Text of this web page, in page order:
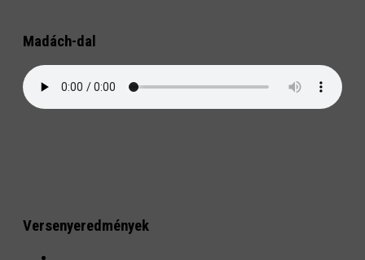
Madách-dal
Versenyeredmények